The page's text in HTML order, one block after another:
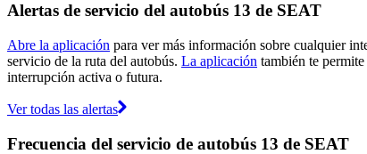
Alertas de servicio del autobús 13 de SEAT
Abre la aplicación para ver más información sobre cualquier
servicio de la ruta del autobús. La aplicación también te
interrupción activa o futura.
Ver todas las alertas
Frecuencia del servicio de autobús 13 de SEAT